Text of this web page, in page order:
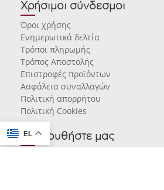
EL
Χρήσιμοι σύνδεσμοι
Όροι χρήσης
Ενημερωτικά δελτία
Τρόποι πληρωμής
Τρόπος Αποστολής
Επιστροφές προϊόντων
Ασφάλεια συναλλαγών
Πολιτική απορρήτου
Πολιτική Cookies
Ακολουθήστε μας